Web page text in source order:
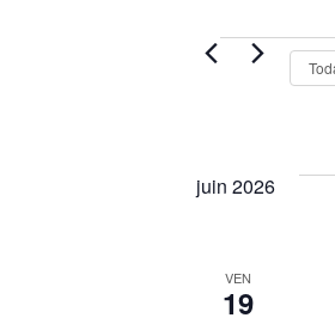
juin 2026
VEN
19